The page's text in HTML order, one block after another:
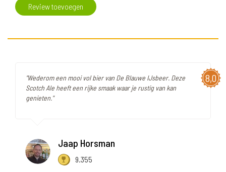
Review toevoegen
8,0
"Wederom een mooi vol bier van De Blauwe IJsbeer. Deze
Scotch Ale heeft een rijke smaak waar je rustig van kan
genieten."
Jaap Horsman
9.355